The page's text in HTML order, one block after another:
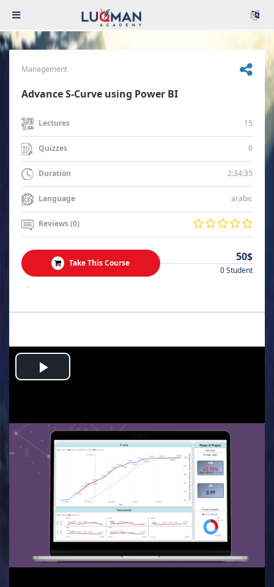
Management
Advance S-Curve using Power BI
Lectures 15
Quizzes 0
Duration 2:34:35
Language arabic
Reviews (0)
Take This Course 50$
0 Student
.
Play